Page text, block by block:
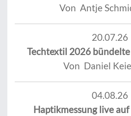
Von Antje
20.07.26
Techtextil 2026
Von Daniel
04.08.26
Haptikmessung live